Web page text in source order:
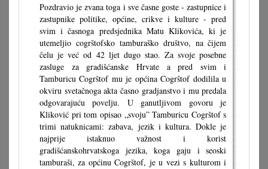
Pozdravio je zvana toga i sve časne goste - zastupnice i
zastupnike politike, općine, crikve i kulture - pred
svim i časnoga predsjednika Matu Klikovića, ki je
utemeljio cogrštofsko tamburaško društvo, na čijem
čelu je već od 42 ljet dugo stao. Za svoje posebne
zasluge za gradišćanske Hrvate a pred svim i
Tamburicu Cogrštof mu je općina Cogrštof dodilila u
okviru svetačnoga akta časno gradjanstvo i mu predala
odgovarajuću povelju. U ganutljivom govoru je
Kliković pri tom opisao „svoju” Tamburicu Cogrštof s
trimi natuknicami: zabava, jezik i kultura. Dokle je
najprije istaknuo važnost i korist
gradišćanskohrvatskoga jezika, koga gaju i seoski
tamburaši, za općinu Cogrštof, je u vezi s kulturom i